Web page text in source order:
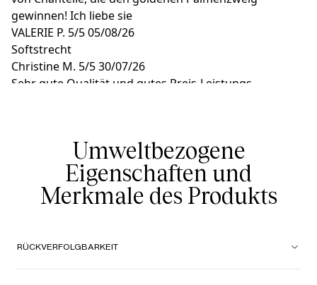
gewinnen! Ich liebe sie
VALERIE P. 5/505/08/26
Softstrecht
Christine M. 5/530/07/26
Sehr gute Qualität und gutes Preis-Leistungs-
Umweltbezogene
Eigenschaften und
Merkmale des Produkts
RÜCKVERFOLGBARKEIT